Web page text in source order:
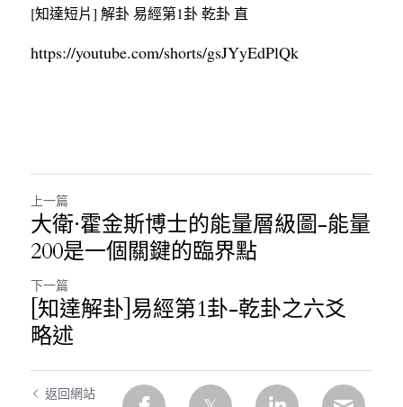
[知達短片] 解卦 易經第1卦 乾卦 直
https://youtube.com/shorts/gsJYyEdPlQk
上一篇
大衛·霍金斯博士的能量層級圖-能量
200是一個關鍵的臨界點
下一篇
[知達解卦]易經第1卦-乾卦之六爻
略述
返回網站